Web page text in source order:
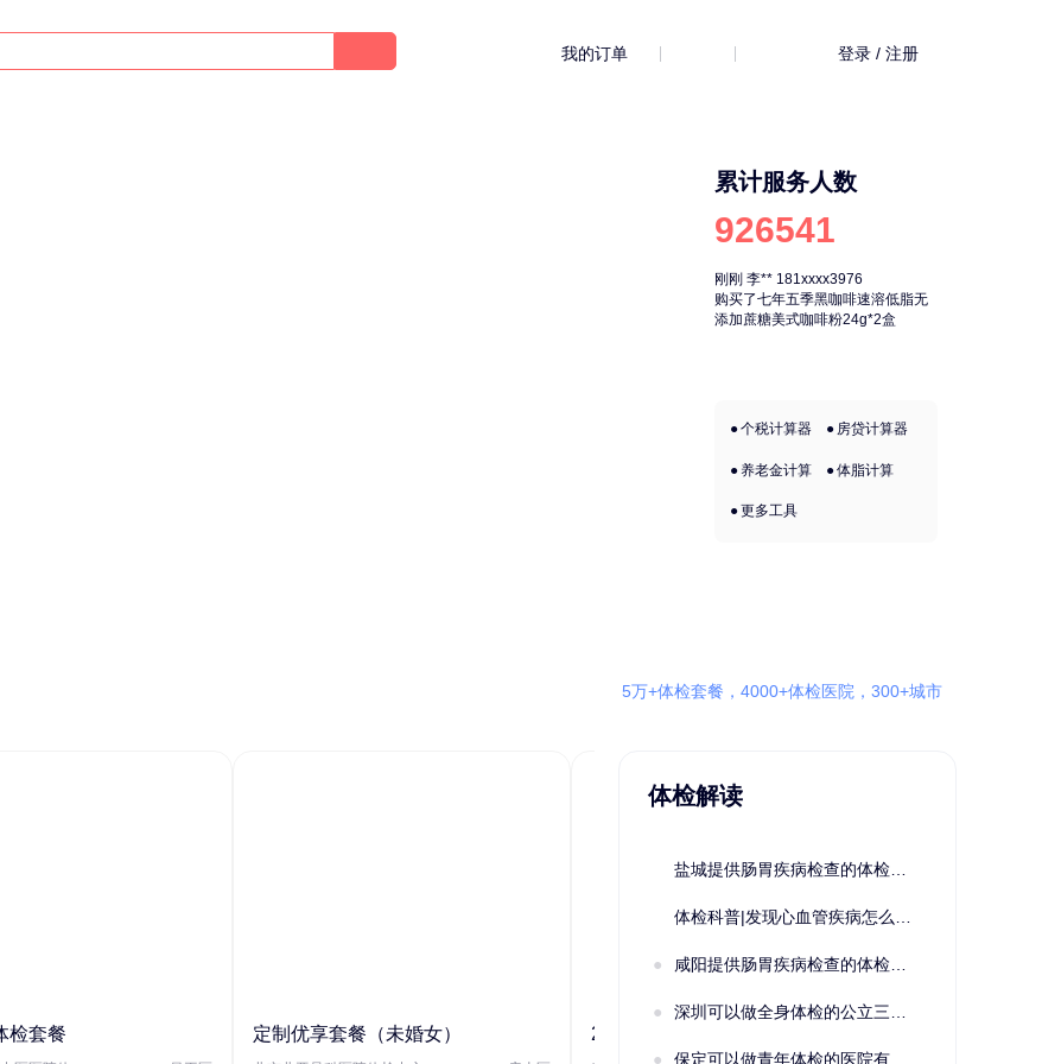
我的订单 登录 / 注册
累计服务人数
926541
刚刚 李** 181xxxx3976
购买了七年五季黑咖啡速溶低脂无
添加蔗糖美式咖啡粉24g*2盒
个税计算器 房贷计算器
养老金计算 体脂计算
更多工具
5万+体检套餐，4000+体检医院，300+城市
检套餐 定制优享套餐（未婚女） 2022定制C套餐 女未婚
体检解读
盐城提供肠胃疾病检查的体检套餐有哪些？体检机构有哪些选择？如何预约？
体检科普|发现心血管疾病怎么办？
咸阳提供肠胃疾病检查的体检套餐有哪些？体检机构有哪些选择？如何预约？
深圳可以做全身体检的公立三甲医院及体检套餐汇总
保定可以做青年体检的医院有哪些？有哪些套餐可以选择？